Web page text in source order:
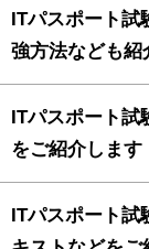
ITパスポート試
強方法なども紹
ITパスポート試
をご紹介します
ITパスポート試